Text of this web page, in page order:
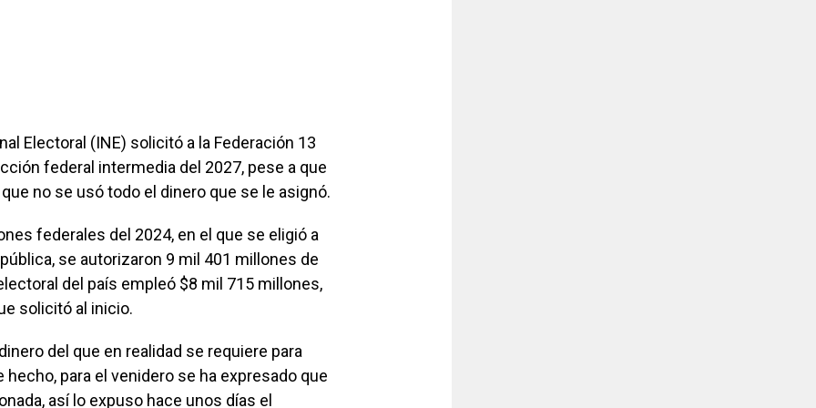
Electoral (INE) solicitó a la Federación 13
federal intermedia del 2027, pese a que
no se usó todo el dinero que se le asignó.
federales del 2024, en el que se eligió a
se autorizaron 9 mil 401 millones de
del país empleó $8 mil 715 millones,
solicitó al inicio.
del que en realidad se requiere para
para el venidero se ha expresado que
así lo expuso hace unos días el